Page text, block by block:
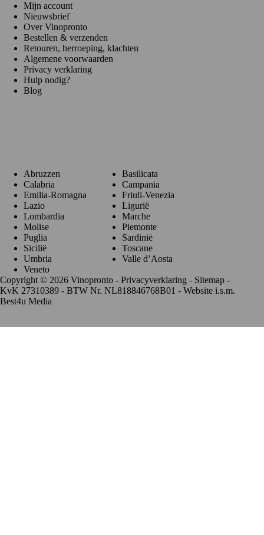
Mijn account
Nieuwsbrief
Over Vinopronto
Bestellen & verzenden
Retouren, herroeping, klachten
Algemene voorwaarden
Privacy verklaring
Hulp nodig?
Blog
Abruzzen
Basilicata
Calabria
Campania
Emilia-Romagna
Friuli-Venezia
Lazio
Ligurië
Lombardia
Marche
Molise
Piemonte
Puglia
Sardinië
Sicilië
Toscane
Umbria
Valle d’Aosta
Veneto
Copyright © 2026 Vinopronto - Privacyverklaring - Sitemap -
KvK 27310389 - BTW Nr. NL818846768B01 - Website i.s.m.
Best4u Media